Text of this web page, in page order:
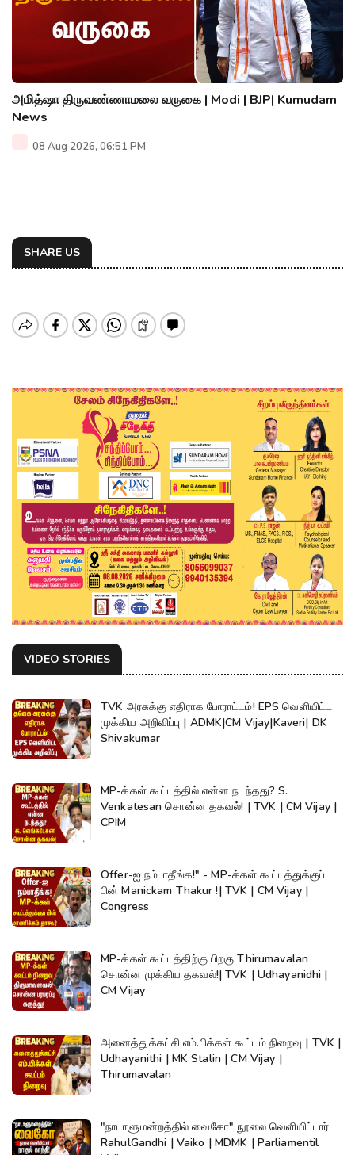
அமித்ஷா திருவண்ணாமலை வருகை | Modi | BJP| Kumudam
News
08 Aug 2026, 06:51 PM
SHARE US
VIDEO STORIES
TVK அரசுக்கு எதிராக போராட்டம்! EPS வெளியிட்ட
முக்கிய அறிவிப்பு | ADMK|CM Vijay|Kaveri| DK
Shivakumar
MP-க்கள் கூட்டத்தில் என்ன நடந்தது? S.
Venkatesan சொன்ன தகவல்! | TVK | CM Vijay |
CPIM
Offer-ஐ நம்பாதீங்க!" - MP-க்கள் கூட்டத்துக்குப்
பின் Manickam Thakur !| TVK | CM Vijay |
Congress
MP-க்கள் கூட்டத்திற்கு பிறகு Thirumavalan
சொன்ன முக்கிய தகவல்!| TVK | Udhayanidhi |
CM Vijay
அனைத்துக்கட்சி எம்.பிக்கள் கூட்டம் நிறைவு | TVK |
Udhayanithi | MK Stalin | CM Vijay |
Thirumavalan
"நாடாளுமன்றத்தில் வைகோ" நூலை வெளியிட்டார்
RahulGandhi | Vaiko | MDMK | Parliamentil